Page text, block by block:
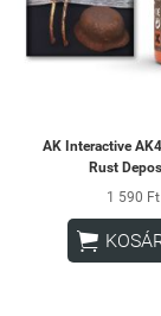
AK Interactive
Rust
1 590 Ft
